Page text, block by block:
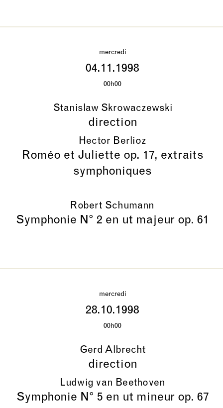
mercredi
04.11.1998
00h00
Stanislaw Skrowaczewski
direction
Hector Berlioz
Roméo et Juliette op. 17, extraits
symphoniques
Robert Schumann
Symphonie N° 2 en ut majeur op. 61
mercredi
28.10.1998
00h00
Gerd Albrecht
direction
Ludwig van Beethoven
Symphonie N° 5 en ut mineur op. 67